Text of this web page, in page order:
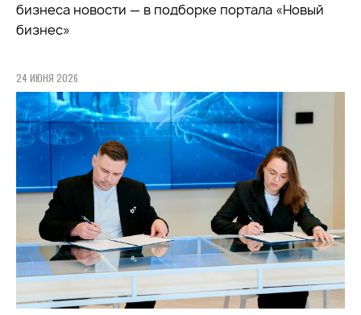
бизнеса новости — в подборке портала «Новый
бизнес»
24 ИЮНЯ 2026